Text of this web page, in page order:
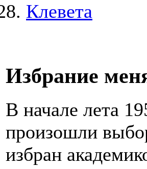
Клевета
Избрание
В начале лета
произошли
избран